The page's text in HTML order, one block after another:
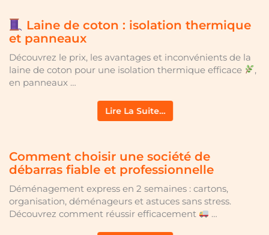
Laine de coton : isolation thermique
et panneaux
Découvrez le prix, les avantages et inconvénients de la
laine de coton pour une isolation thermique efficace
,
en panneaux …
Lire La Suite…
Comment choisir une société de
débarras fiable et professionnelle
Déménagement express en 2 semaines : cartons,
organisation, déménageurs et astuces sans stress.
Découvrez comment réussir efficacement
…